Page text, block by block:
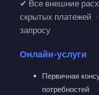
✔ Все внешние
скрытых платежей
запросу
Онлайн-услуги
Первичная
потребностей